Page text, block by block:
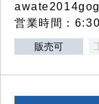
営業時間：
販売可